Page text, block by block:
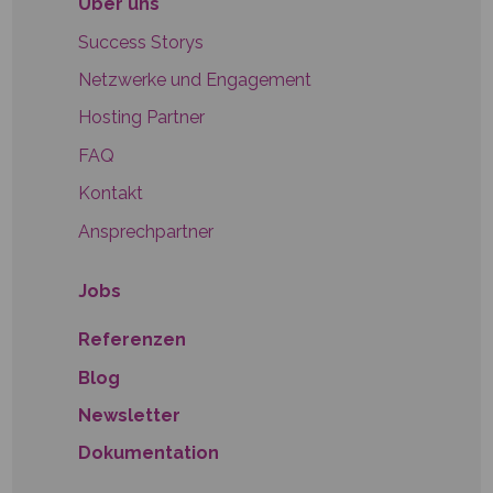
Success Storys
Netzwerke und Engagement
Hosting Partner
FAQ
Kontakt
Ansprechpartner
Jobs
Referenzen
Blog
Newsletter
Dokumentation